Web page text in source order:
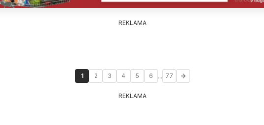
REKLAMA
1 2 3 4 5 6 ... 77
REKLAMA